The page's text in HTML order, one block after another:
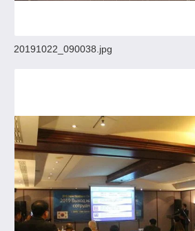
20191022_090038.jpg